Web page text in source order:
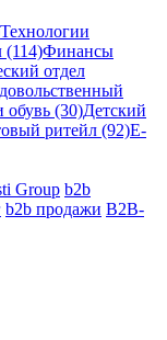
Технологии
(114)Финансы
отдел
обувь (30)Детский
ритейл (92)E-
Group b2b
b2b продажи B2B-